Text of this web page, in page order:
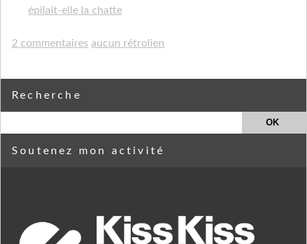
épilait-elle la chatte
2 commentaires aucun rétrolien
Recherche
Soutenez mon activité